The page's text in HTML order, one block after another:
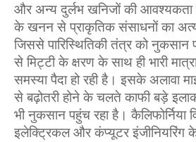
और अन्य दुर्लभ खनिजों की आवश्यकता
के खनन से प्राकृतिक संसाधनों का
जिससे पारिस्थितिकी तंत्र को नुकसान
से मिट्टी के क्षरण के साथ ही भारी
समस्‍या पैदा हो रही है। इसके अलावा
से बढ़ोतरी होने के चलते काफी बड़े
भी नुकसान पहुंच रहा है। कैलिफोर्निया
इलेक्ट्रिकल और कंप्यूटर इंजीनियरिंग